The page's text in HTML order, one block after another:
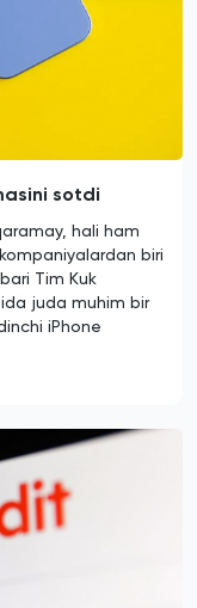
sotdi
hali ham
biri
Tim Kuk
juda muhim bir
iPhone